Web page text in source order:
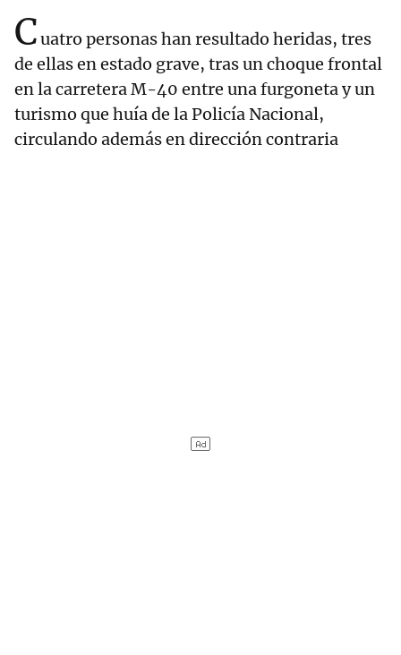
Cuatro personas han resultado heridas, tres
de ellas en estado grave, tras un choque frontal
en la carretera M-40 entre una furgoneta y un
turismo que huía de la Policía Nacional,
circulando además en dirección contraria